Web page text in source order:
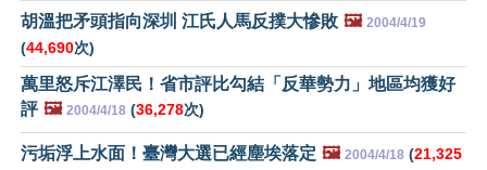
胡溫把矛頭指向深圳 江氏人馬反撲大慘敗 🖼️ 2004/4/19
(44,690次)
萬里怒斥江澤民！省市評比勾結「反華勢力」地區均獲好
評 🖼️ 2004/4/18 (36,278次)
污垢浮上水面！臺灣大選已經塵埃落定 🖼️ 2004/4/18 (21,325